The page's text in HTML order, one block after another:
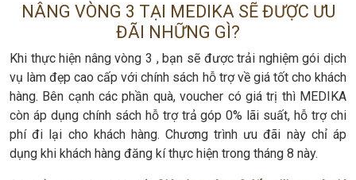
NÂNG VÒNG 3 TẠI MEDIKA SẼ ĐƯỢC ƯU
ĐÃI NHỮNG GÌ?
Khi thực hiện nâng vòng 3 , bạn sẽ được trải nghiệm gói dịch
vụ làm đẹp cao cấp với chính sách hỗ trợ về giá tốt cho khách
hàng. Bên cạnh các phần quà, voucher có giá trị thì MEDIKA
còn áp dụng chính sách hỗ trợ trả góp 0% lãi suất, hỗ trợ chi
phí đi lại cho khách hàng. Chương trình ưu đãi này chỉ áp
dụng khi khách hàng đăng kí thực hiện trong tháng 8 này.